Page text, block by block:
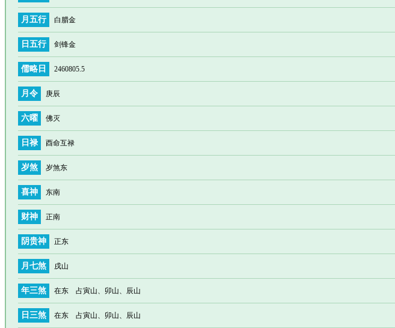
月五行 白腊金
日五行 剑锋金
儒略日 2460805.5
月令 庚辰
六曜 佛灭
日禄 酉命互禄
岁煞 岁煞东
喜神 东南
财神 正南
阴贵神 正东
月七煞 戌山
年三煞 在东 占寅山、卯山、辰山
日三煞 在东 占寅山、卯山、辰山